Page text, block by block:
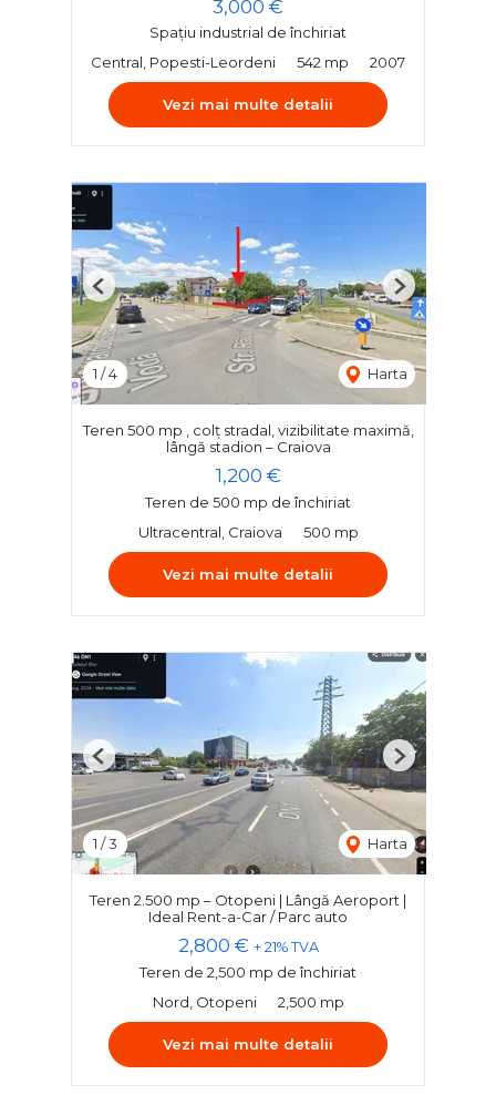
3,000 €
Spațiu industrial de închiriat
Central, Popesti-Leordeni
542 mp 2007
Vezi mai multe detalii
1 /4 Harta
Previous Next
Teren 500 mp , colț stradal, vizibilitate maximă,
lângă stadion – Craiova
1,200 €
Teren de 500 mp de închiriat
Ultracentral, Craiova
500 mp
Vezi mai multe detalii
1 /3 Harta
Previous Next
Teren 2.500 mp – Otopeni | Lângă Aeroport |
Ideal Rent-a-Car / Parc auto
2,800 € + 21% TVA
Teren de 2,500 mp de închiriat
Nord, Otopeni
2,500 mp
Vezi mai multe detalii